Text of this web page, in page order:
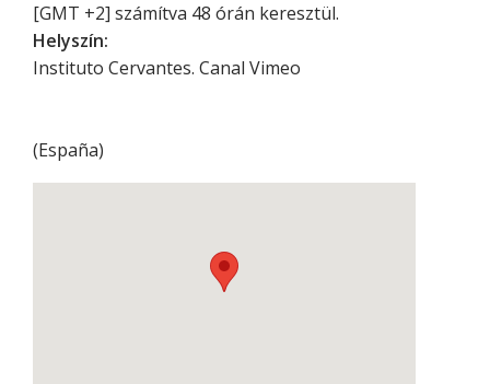
[GMT +2] számítva 48 órán keresztül.
Helyszín:
Instituto Cervantes. Canal Vimeo
(España)